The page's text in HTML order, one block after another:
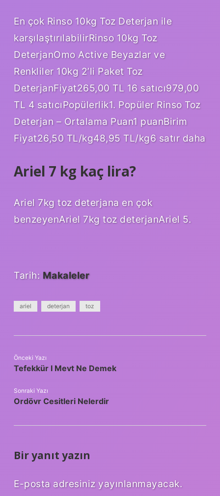
En çok Rinso 10kg Toz Deterjan ile
karşılaştırılabilirRinso 10kg Toz
DeterjanOmo Active Beyazlar ve
Renkliler 10kg 2’li Paket Toz
DeterjanFiyat265,00 TL 16 satıcı979,00
TL 4 satıcıPopülerlik1. Popüler Rinso Toz
Deterjan – Ortalama Puan1 puanBirim
Fiyat26,50 TL/kg48,95 TL/kg6 satır daha
Ariel 7 kg kaç lira?
Ariel 7kg toz deterjana en çok
benzeyenAriel 7kg toz deterjanAriel 5.
Tarih: Makaleler
ariel deterjan toz
Önceki Yazı
Tefekkür I Mevt Ne Demek
Sonraki Yazı
Ordövr Cesitleri Nelerdir
Bir yanıt yazın
E-posta adresiniz yayınlanmayacak.